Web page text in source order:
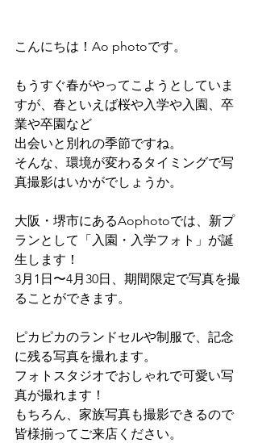
こんにちは！Ao photoです。
もうすぐ春がやってこようとしていま
すが、春といえば桜や入学や入園、卒
業や卒園など
出会いと別れの季節ですね。
そんな、環境が変わるタイミングで写
真撮影はいかがでしょうか。
大阪・堺市にあるAophotoでは、新プ
ランとして「入園・入学フォト」が誕
生します！
3月1日〜4月30日、期間限定で写真を撮
ることができます。
ピカピカのランドセルや制服で、記念
に残る写真を撮れます。
フォトスタジオでおしゃれで可愛い写
真が撮れます！
もちろん、家族写真も撮影できるので
皆様揃ってご来店ください。